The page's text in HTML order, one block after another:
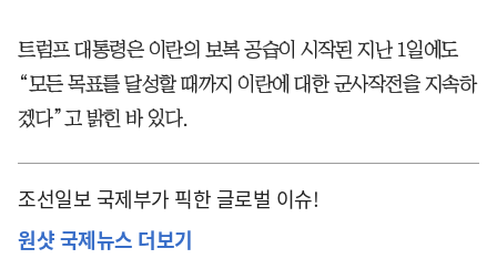
트럼프 대통령은 이란의 보복 공습이 시작된 지난 1일에도
“모든 목표를 달성할 때까지 이란에 대한 군사작전을 지속하
겠다”고 밝힌 바 있다.
조선일보 국제부가 픽한 글로벌 이슈!
원샷 국제뉴스 더보기